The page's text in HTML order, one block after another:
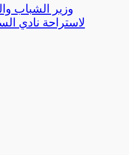
وزير الشباب
لاستراحة نادي